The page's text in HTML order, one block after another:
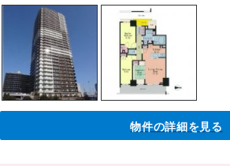
物件の詳細を見る